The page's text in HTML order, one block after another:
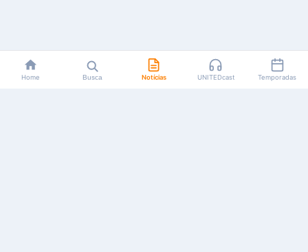
Home Busca Notícias UNITEDcast Temporadas